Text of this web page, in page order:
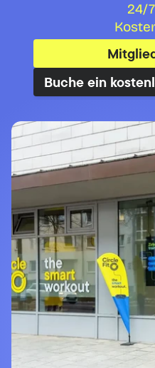
24/
Buche ein